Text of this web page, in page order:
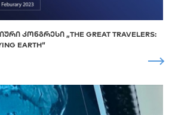
ᲙᲝᲜᲒᲠᲔᲡᲘ „THE GREAT TRAVELERS:
EARTH“